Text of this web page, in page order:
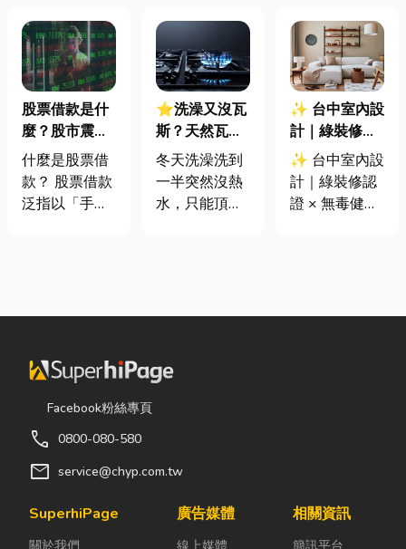
股票借款是什
麼？股市震盪|
股票借款、股
票質借、當鋪
借款完整比較
什麼是股票借
款？ 股票借款
泛指以「手中
的融資方式，
賣出股票，就
能取得資金應
急，同時保留
的獲利空間。
依承作單位不
為證券公司的
⭐洗澡又沒瓦
斯？天然瓦斯
是什麼、費用
怎麼算？家庭
能源選擇與配
冬天洗澡洗到
一半突然沒熱
水，只能頂著
共同噩夢。隨
越多屋主在老
管工程。到底
麼？它跟傳統
✨ 台中室內設
計｜綠裝修認
證 × 無毒健康
建材，打造安
全、舒適又有
✨ 台中室內設
計｜綠裝修認
證 × 無毒健康
其實一間專業
兼具美感、機
Facebook粉絲專頁
call 0800-080-580
mail service@chyp.com.tw
SuperhiPage
關於我們
廣告媒體
線上媒體
相關資訊
簡訊平台